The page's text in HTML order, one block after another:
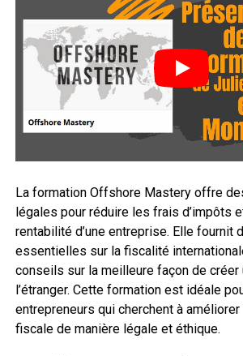
La formation Offshore Mastery offre
légales pour réduire les frais d’impôts
rentabilité d’une entreprise. Elle fournit
essentielles sur la fiscalité
conseils sur la meilleure façon de créer
l’étranger. Cette formation est idéale
entrepreneurs qui cherchent à
fiscale de manière légale et éthique.